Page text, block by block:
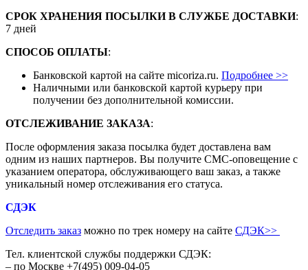
СРОК ХРАНЕНИЯ ПОСЫЛКИ В СЛУЖБЕ ДОСТАВКИ:
7 дней
СПОСОБ ОПЛАТЫ:
Банковской картой на сайте micoriza.ru. Подробнее >>
Наличными или банковской картой курьеру при
получении без дополнительной комиссии.
ОТСЛЕЖИВАНИЕ ЗАКАЗА:
После оформления заказа посылка будет доставлена вам
одним из наших партнеров. Вы получите СМС-оповещение с
указанием оператора, обслуживающего ваш заказ, а также
уникальный номер отслеживания его статуса.
СДЭК
Отследить заказ можно по трек номеру на сайте СДЭК>>
Тел. клиентской службы поддержки СДЭК:
– по Москве +7(495) 009-04-05